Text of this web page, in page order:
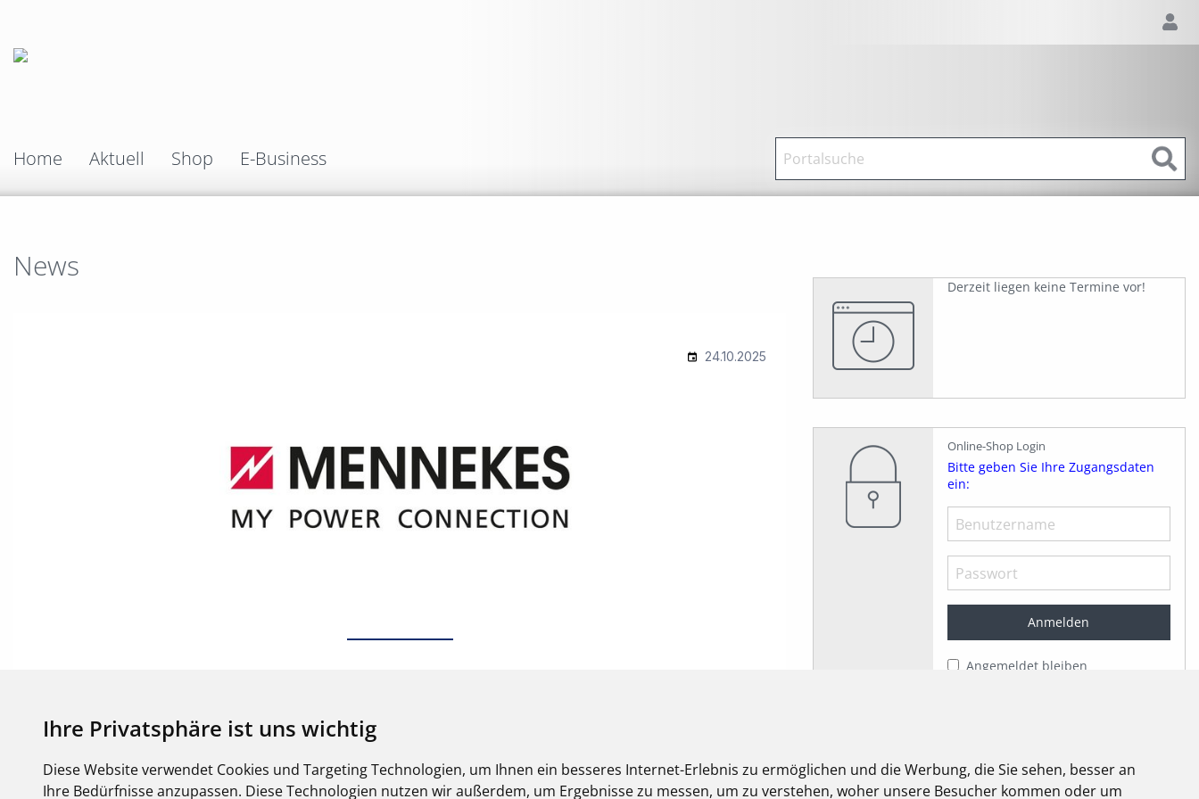
Ihre Privatsphäre ist uns wichtig
Diese Website verwendet Cookies und Targeting Technologien, um Ihnen ein besseres Internet-Erlebnis zu ermöglichen und die Werbung, die Sie sehen, besser an
Ihre Bedürfnisse anzupassen. Diese Technologien nutzen wir außerdem, um Ergebnisse zu messen, um zu verstehen, woher unsere Besucher kommen oder um
Home Aktuell Shop E-Business
News
Derzeit liegen keine Termine vor!
Online-Shop Login
Bitte geben Sie Ihre Zugangsdaten
ein:
Angemeldet bleiben
elektroforum